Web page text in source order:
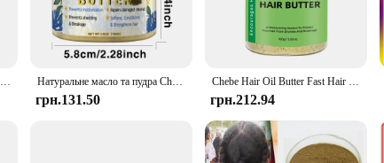
I'm still shocked! Crazy Growth Oil with Chadian Chebe North African lavender, rosemary, Moroccan cloves Hot Hair Growth Oil Натуральне масло та пудра Chebe Зволоження та кондиціонування Розділені кінчики Пошкоджене волосся Chebe Засіб для догляду за волоссям Захист здоров’я шкіри голови
грн.131.50
Chebe Hair Oil Butter Fast Hair Growth Hiar Зволожує та захищає натуральне волосся з сильним лікування випадіння коренів
грн.212.94